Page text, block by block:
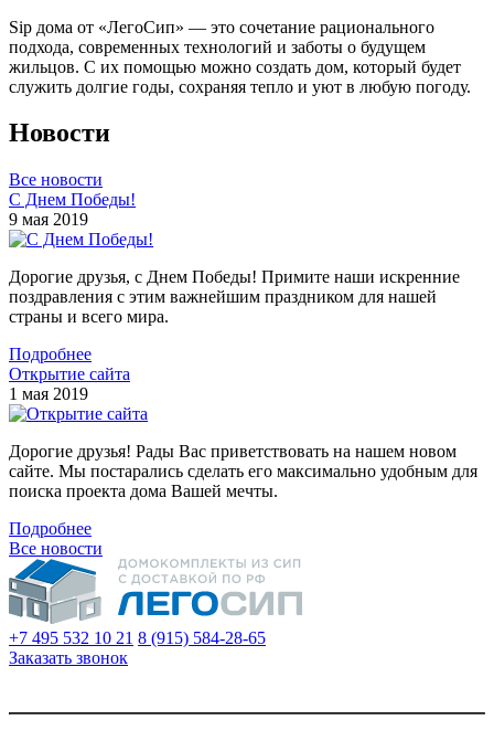
Sip дома от «ЛегоСип» — это сочетание рационального
подхода, современных технологий и заботы о будущем
жильцов. С их помощью можно создать дом, который будет
служить долгие годы, сохраняя тепло и уют в любую погоду.
Новости
Все новости
С Днем Победы!
9 мая 2019
Дорогие друзья, с Днем Победы! Примите наши искренние
поздравления с этим важнейшим праздником для нашей
страны и всего мира.
Подробнее
Открытие сайта
1 мая 2019
Дорогие друзья! Рады Вас приветствовать на нашем новом
сайте. Мы постарались сделать его максимально удобным для
поиска проекта дома Вашей мечты.
Подробнее
Все новости
+7 495 532 10 21 8 (915) 584-28-65
Заказать звонок